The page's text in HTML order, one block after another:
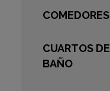
COMEDORES
CUARTOS DE
BAÑO